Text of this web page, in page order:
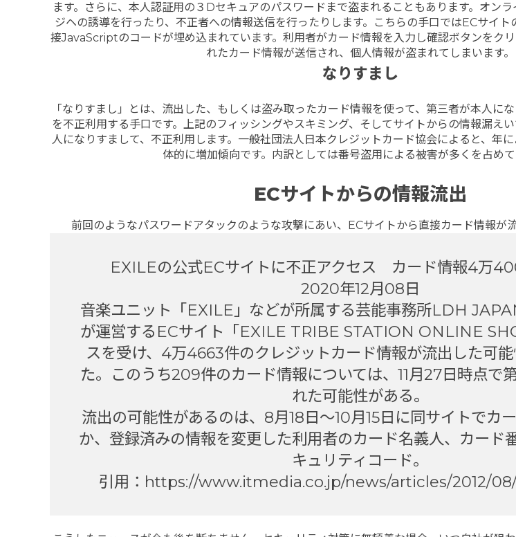
ます。さらに、本人認証用の３Dセキュアのパスワードまで盗まれることもあります。オン
ジヘの誘導を行ったり、不正者への情報送信を行ったりします。こちらの手口ではECサイ
接JavaScriptのコードが埋め込まれています。利用者がカード情報を入力し確認ボタンをク
れたカード情報が送信され、個人情報が盗まれてしまいます。
なりすまし
「なりすまし」とは、流出した、もしくは盗み取ったカード情報を使って、第三者が本人に
を不正利用する手口です。上記のフィッシングやスキミング、そしてサイトからの情報漏え
人になりすまして、不正利用します。一般社団法人日本クレジットカード協会によると、年
体的に増加傾向です。内訳としては番号盗用による被害が多くを占めて
ECサイトからの情報流出
前回のようなパスワードアタックのような攻撃にあい、ECサイトから直接カード情報が
EXILEの公式ECサイトに不正アクセス カード情報4万
2020年12月08日
音楽ユニット「EXILE」などが所属する芸能事務所LDH
が運営するECサイト「EXILE TRIBE STATION ONLINE
スを受け、4万4663件のクレジットカード情報が流出した可
た。このうち209件のカード情報については、11月27日時点で
れた可能性がある。
流出の可能性があるのは、8月18日～10月15日に同サイトでカ
か、登録済みの情報を変更した利用者のカード名義人、カード
キュリティコード。
引用：https://www.itmedia.co.jp/news/articles/2012/